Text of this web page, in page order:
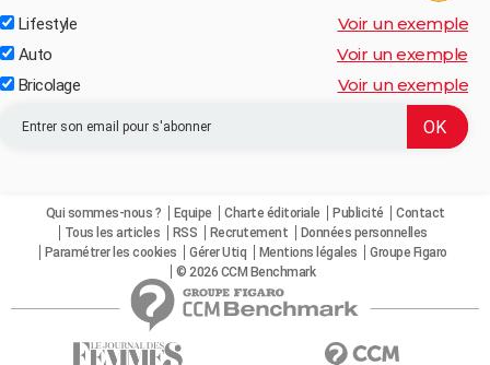
Lifestyle Voir un exemple
Auto Voir un exemple
Bricolage Voir un exemple
Qui sommes-nous ? Equipe Charte éditoriale Publicité
Contact
Tous les articles
RSS Recrutement
Données personnelles
Paramétrer les cookies
Gérer Utiq Mentions légales
Groupe Figaro
© 2026 CCM Benchmark